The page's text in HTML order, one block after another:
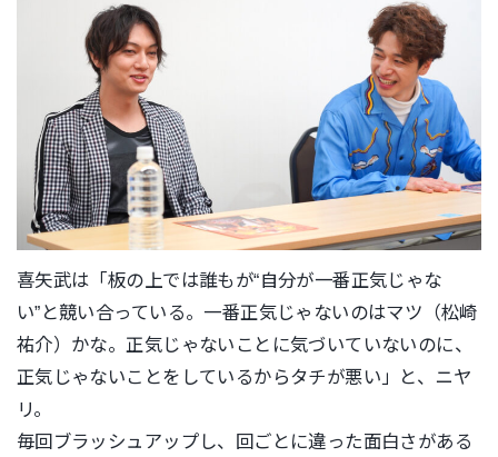
喜矢武は「板の上では誰もが“自分が一番正気じゃな
い”と競い合っている。一番正気じゃないのはマツ（松崎
祐介）かな。正気じゃ ないことに気づいていないのに、
正気じゃないことをしているからタチが悪い」と、ニヤ
リ。
毎回ブラッシュアップし、回ごとに違った面白さがある